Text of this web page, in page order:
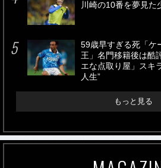
川崎の10番を夢見た
59歳早すぎる死「ケ
王」名門移籍後は
エな点取り屋」スキ
人生”
もっと見る